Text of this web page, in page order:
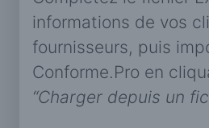
informations de vos
fournisseurs, puis
Conforme.Pro en
“Charger depuis un